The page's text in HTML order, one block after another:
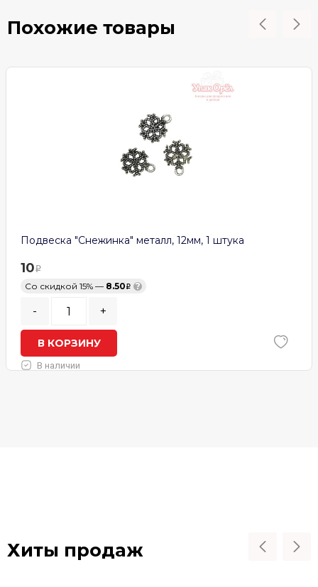
Похожие товары
Подвеска "Снежинка" металл, 12мм, 1 штука
10
Со скидкой 15% — 8.50 ?
- +
В КОРЗИНУ
В наличии
Хиты продаж